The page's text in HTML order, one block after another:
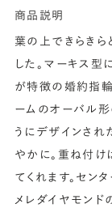
商品説明
葉の上できらきら
した。マーキス型
が特徴の婚約指
ームのオーバル形
うにデザインされ
やかに。重ね付け
てくれます。セン
メレダイヤモンド